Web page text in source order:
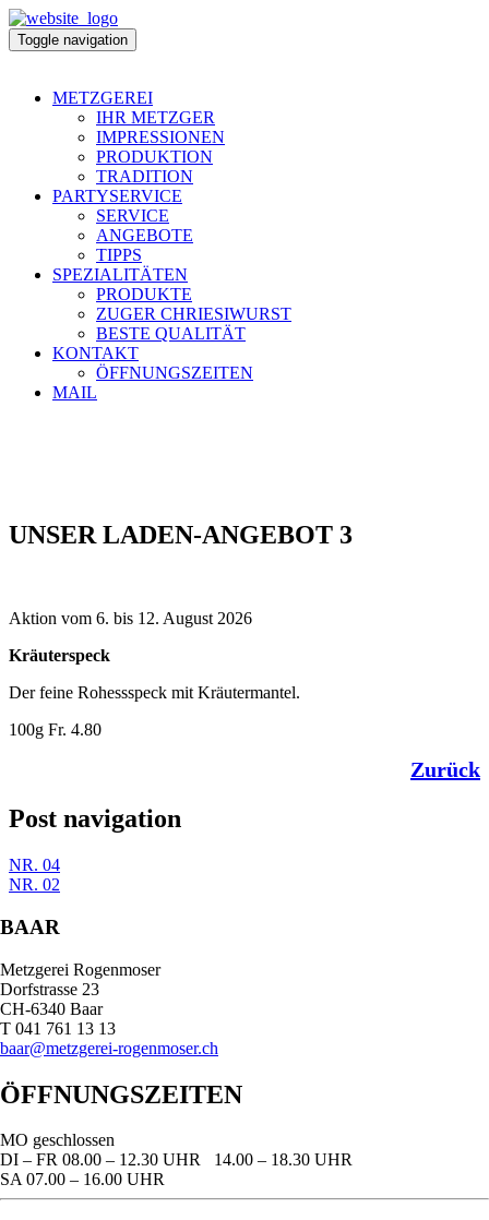
Toggle navigation
METZGEREI
IHR METZGER
IMPRESSIONEN
PRODUKTION
TRADITION
PARTYSERVICE
SERVICE
ANGEBOTE
TIPPS
SPEZIALITÄTEN
PRODUKTE
ZUGER CHRIESIWURST
BESTE QUALITÄT
KONTAKT
ÖFFNUNGSZEITEN
MAIL
UNSER LADEN-ANGEBOT 3
Aktion vom 6. bis 12. August 2026
Kräuterspeck
Der feine Rohessspeck mit Kräutermantel.
100g Fr. 4.80
Zurück
Post navigation
NR. 04
NR. 02
BAAR
Metzgerei Rogenmoser
Dorfstrasse 23
CH-6340 Baar
T 041 761 13 13
baar@metzgerei-rogenmoser.ch
ÖFFNUNGSZEITEN
MO geschlossen
DI – FR 08.00 – 12.30 UHR 14.00 – 18.30 UHR
SA 07.00 – 16.00 UHR